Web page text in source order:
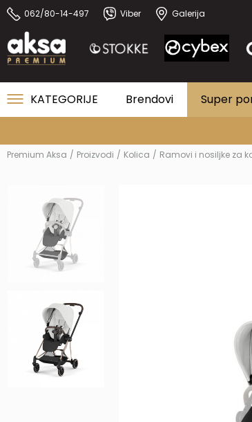
062/80-14-497 Viber Galerija
KATEGORIJE Brendovi Super
Premium Aksa Proizvodi Kolica Ramovi i nosiljke za